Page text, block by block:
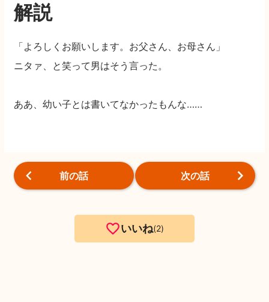
解説
「よろしくお願いします。お父さん、お母さん」
ニタァ、と笑って男はそう言った。
ああ、幼い子とは書いてなかったもんな……
前の話 次の話
いいね 2